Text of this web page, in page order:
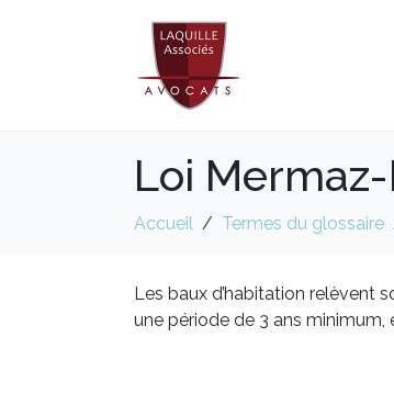
Loi
Accueil Termes du glossaire
Les baux d’habitation relèvent
une période de 3 ans